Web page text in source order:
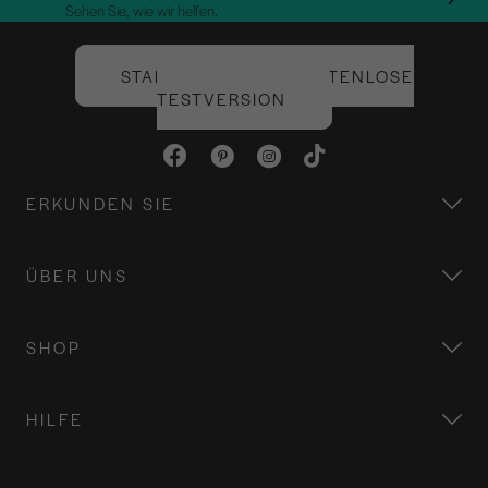
Sehen Sie, wie wir helfen.
STARTEN SIE IHRE KOSTENLOSE
TESTVERSION
ERKUNDEN SIE
ÜBER UNS
SHOP
HILFE